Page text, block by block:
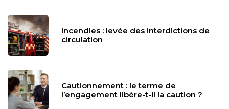
Incendies : levée des interdictions de
circulation
Cautionnement : le terme de
l’engagement libère-t-il la caution ?